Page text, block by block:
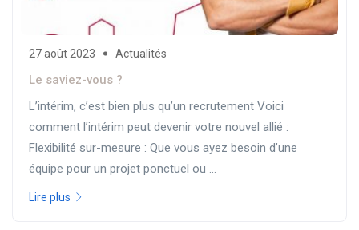
27 août 2023 Actualités
Le saviez-vous ?
L’intérim, c’est bien plus qu’un recrutement Voici
comment l’intérim peut devenir votre nouvel allié :
Flexibilité sur-mesure : Que vous ayez besoin d’une
équipe pour un projet ponctuel ou ...
Lire plus